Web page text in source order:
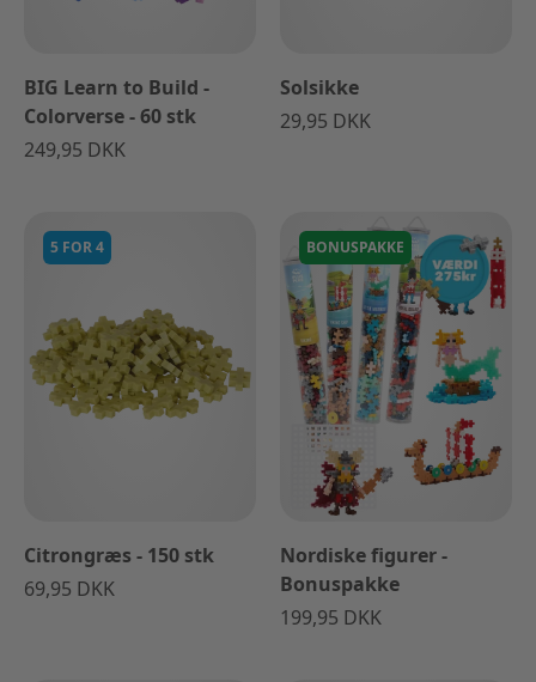
BIG Learn to Build -
Colorverse - 60 stk
249,95 DKK
Solsikke
29,95 DKK
5 FOR 4
Citrongræs - 150 stk
69,95 DKK
BONUSPAKKE
Nordiske figurer -
Bonuspakke
199,95 DKK